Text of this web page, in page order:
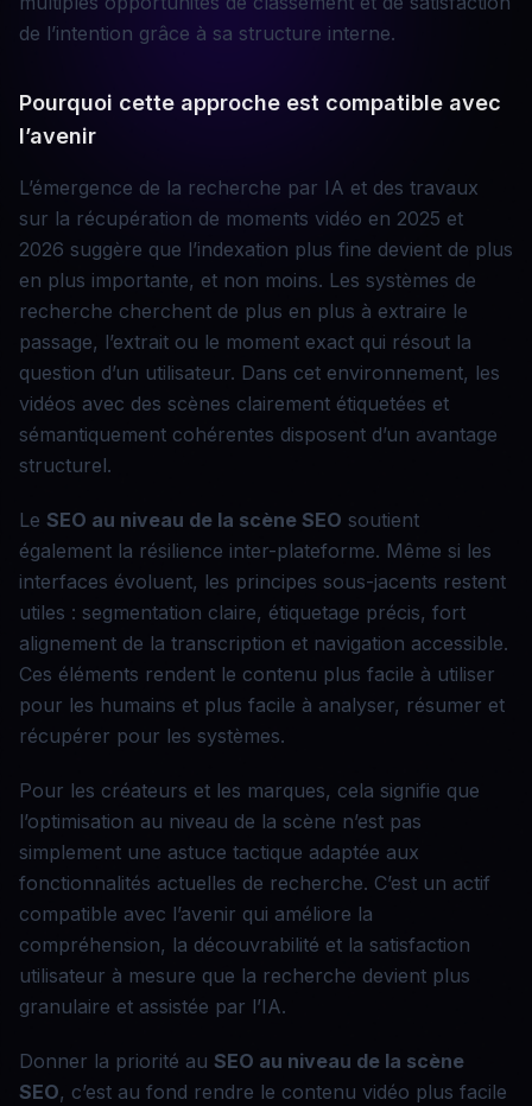
de l’intention grâce à sa structure interne.
Pourquoi cette approche est compatible avec
l’avenir
L’émergence de la recherche par IA et des travaux
sur la récupération de moments vidéo en 2025 et
2026 suggère que l’indexation plus fine devient de plus
en plus importante, et non moins. Les systèmes de
recherche cherchent de plus en plus à extraire le
passage, l’extrait ou le moment exact qui résout la
question d’un utilisateur. Dans cet environnement, les
vidéos avec des scènes clairement étiquetées et
sémantiquement cohérentes disposent d’un avantage
structurel.
Le SEO au niveau de la scène SEO soutient
également la résilience inter-plateforme. Même si les
interfaces évoluent, les principes sous-jacents restent
utiles : segmentation claire, étiquetage précis, fort
alignement de la transcription et navigation accessible.
Ces éléments rendent le contenu plus facile à utiliser
pour les humains et plus facile à analyser, résumer et
récupérer pour les systèmes.
Pour les créateurs et les marques, cela signifie que
l’optimisation au niveau de la scène n’est pas
simplement une astuce tactique adaptée aux
fonctionnalités actuelles de recherche. C’est un actif
compatible avec l’avenir qui améliore la
compréhension, la découvrabilité et la satisfaction
utilisateur à mesure que la recherche devient plus
granulaire et assistée par l’IA.
Donner la priorité au SEO au niveau de la scène
SEO, c’est au fond rendre le contenu vidéo plus facile